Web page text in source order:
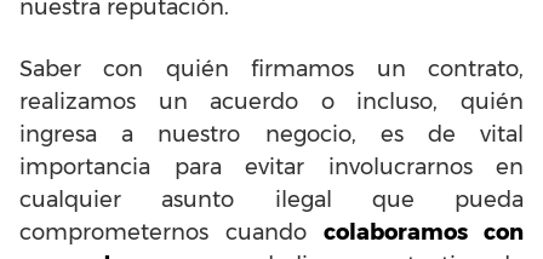
nuestra reputación.
Saber con quién firmamos un contrato,
realizamos un acuerdo o incluso, quién
ingresa a nuestro negocio, es de vital
importancia para evitar involucrarnos en
cualquier asunto ilegal que pueda
comprometernos cuando colaboramos con